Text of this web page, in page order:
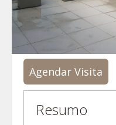
Agendar Visita
Resumo